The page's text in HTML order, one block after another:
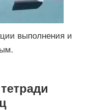
выполнения и